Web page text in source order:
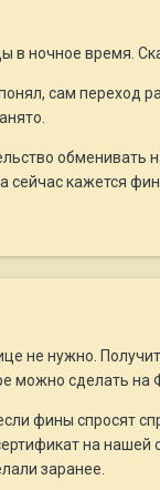
в ночное время.
сам переход
кажется
не нужно.
можно сделать на
фины спросят
на
заранее.